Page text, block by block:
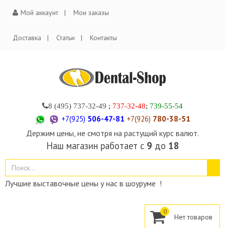
Мой аккаунт Мои заказы
Доставка Статьи Контакты
8 (495) 737-32-49 ; 737-32-48; 739-55-54
+7(925) 506-47-81 +7(926) 780-38-51
Держим цены, не смотря на растущий курс валют.
Наш магазин работает с 9 до 18
Лучшие выставочные цены у нас в шоуруме !
0